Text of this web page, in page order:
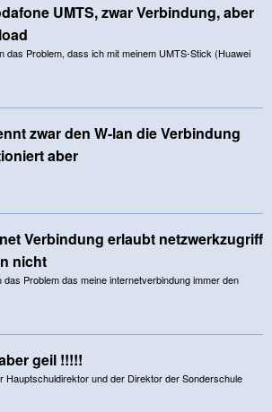
UMTS, zwar Verbindung, aber
das Problem, dass ich mit meinem UMTS-Stick (Huawei
zwar den W-lan die Verbindung
aber
Verbindung erlaubt netzwerkzugriff
nicht
das Problem das meine internetverbindung immer den
geil !!!!!
Hauptschuldirektor und der Direktor der Sonderschule